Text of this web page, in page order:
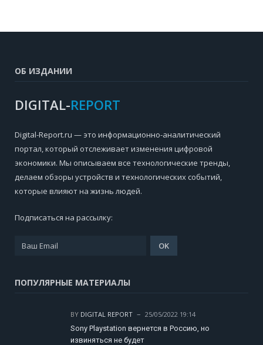
ОБ ИЗДАНИИ
DIGITAL-REPORT
Digital-Report.ru — это информационно-аналитический
портал, который отслеживает изменения цифровой
экономики. Мы описываем все технологические тренды,
делаем обзоры устройств и технологических событий,
которые влияют на жизнь людей.
Подписаться на рассылку:
ПОПУЛЯРНЫЕ МАТЕРИАЛЫ
BY DIGITAL REPORT
25/05/2022 19:14
Sony Playstation вернется в Россию, но
извиняться не будет